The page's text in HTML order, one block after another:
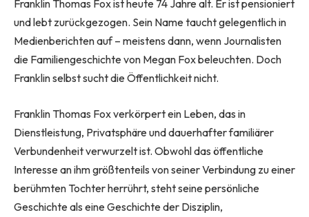
Franklin Thomas Fox ist heute 74 Jahre alt. Er ist pensioniert
und lebt zurückgezogen. Sein Name taucht gelegentlich in
Medienberichten auf – meistens dann, wenn Journalisten
die Familiengeschichte von Megan Fox beleuchten. Doch
Franklin selbst sucht die Öffentlichkeit nicht.
Franklin Thomas Fox verkörpert ein Leben, das in
Dienstleistung, Privatsphäre und dauerhafter familiärer
Verbundenheit verwurzelt ist. Obwohl das öffentliche
Interesse an ihm größtenteils von seiner Verbindung zu einer
berühmten Tochter herrührt, steht seine persönliche
Geschichte als eine Geschichte der Disziplin,